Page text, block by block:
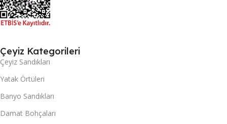
Çeyiz Kategorileri
Çeyiz Sandıkları
Yatak Örtüleri
Banyo Sandıkları
Damat Bohçaları